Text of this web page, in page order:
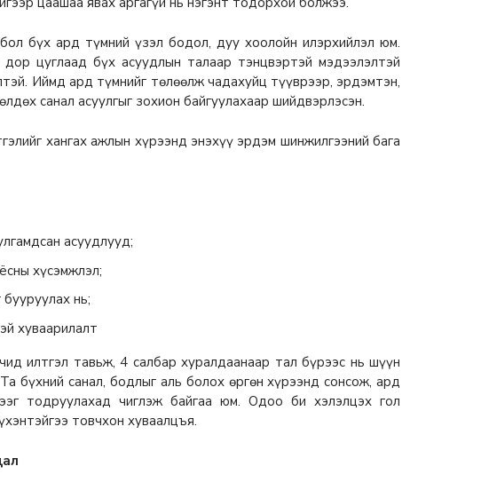
бүх ард түмний үзэл бодол, дуу хоолойн илэрхийлэл юм.
дор цуглаад бүх асуудлын талаар тэнцвэртэй мэдээлэлтэй
Иймд ард түмнийг төлөөлж чадахуйц түүврээр, эрдэмтэн,
санал асуулгыг зохион байгуулахаар шийдвэрлэсэн.
хангах ажлын хүрээнд энэхүү эрдэм шинжилгээний бага
асуудлууд;
хүсэмжлэл;
нь;
хуваарилалт
илтгэл тавьж, 4 салбар хуралдаанаар тал бүрээс нь шүүн
бүхний санал, бодлыг аль болох өргөн хүрээнд сонсож, ард
тодруулахад чиглэж байгаа юм. Одоо би хэлэлцэх гол
товчхон хуваалцъя.